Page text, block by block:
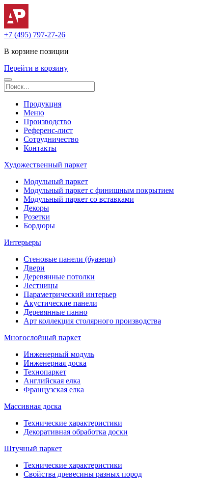
+7 (495) 797-27-26
В корзине позиции
Перейти в корзину
Продукция
Меню
Производство
Референс-лист
Сотрудничество
Контакты
Художественный паркет
Модульный паркет
Модульный паркет с финишным покрытием
Модульный паркет со вставками
Декоры
Розетки
Бордюры
Интерьеры
Стеновые панели (буазери)
Двери
Деревянные потолки
Лестницы
Параметрический интерьер
Акустические панели
Деревянные панно
Арт коллекция столярного производства
Многослойный паркет
Инженерный модуль
Инженерная доска
Технопаркет
Английская елка
Французская елка
Массивная доска
Технические характеристики
Декоративная обработка доски
Штучный паркет
Технические характеристики
Свойства древесины разных пород